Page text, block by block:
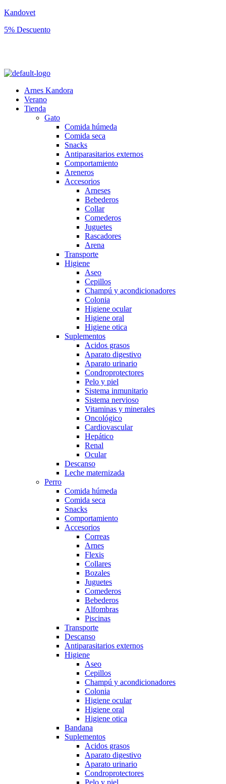
Kandovet
5% Descuento
Arnes Kandora
Verano
Tienda
Gato
Comida húmeda
Comida seca
Snacks
Antiparasitarios externos
Comportamiento
Areneros
Accesorios
Arneses
Bebederos
Collar
Comederos
Juguetes
Rascadores
Arena
Transporte
Higiene
Aseo
Cepillos
Champú y acondicionadores
Colonia
Higiene ocular
Higiene oral
Higiene otica
Suplementos
Acidos grasos
Aparato digestivo
Aparato urinario
Condroprotectores
Pelo y piel
Sistema inmunitario
Sistema nervioso
Vitaminas y minerales
Oncológico
Cardiovascular
Hepático
Renal
Ocular
Descanso
Leche maternizada
Perro
Comida húmeda
Comida seca
Snacks
Comportamiento
Accesorios
Correas
Arnes
Flexis
Collares
Bozales
Juguetes
Comederos
Bebederos
Alfombras
Piscinas
Transporte
Descanso
Antiparasitarios externos
Higiene
Aseo
Cepillos
Champú y acondicionadores
Colonia
Higiene ocular
Higiene oral
Higiene otica
Bandana
Suplementos
Acidos grasos
Aparato digestivo
Aparato urinario
Condroprotectores
Pelo y piel